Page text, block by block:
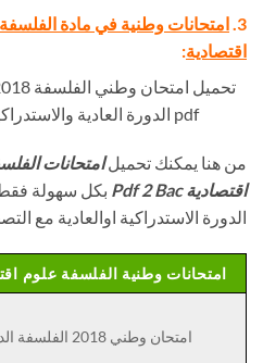
3.
اقتصادية:
pdf الدورة العادية والاستدراكية علوم اقتصاد والتدبير
من هنا يمكنك تحميلامتحانات
اقتصادية Pdf 2 Bac
بكل سهولة فقط
الدورة الاستدراكية اوالعادية مع
امتحانات وطنية الفلسفة علوم
امتحان وطني 2018 الفلسفة الدورة العادية